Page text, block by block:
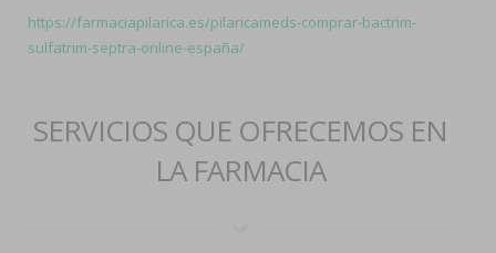
https://farmaciapilarica.es/pilaricameds-comprar-bactrim-
sulfatrim-septra-online-españa/
SERVICIOS QUE OFRECEMOS EN
LA FARMACIA